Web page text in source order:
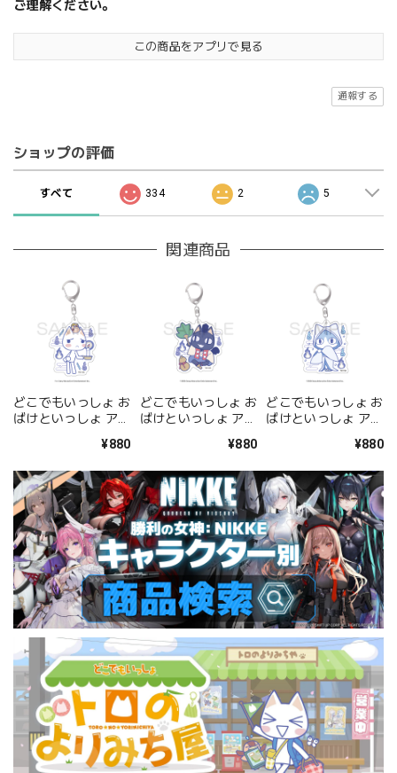
ご理解ください。
この商品をアプリで見る
通報する
ショップの評価
すべて 334 2 5
関連商品
どこでもいっしょ お
ばけといっしょ アク
トロ 肝試しver.>¥880
どこでもいっしょ お
ばけといっしょ アク
¥880
どこでもいっしょ お
ばけといっしょ アク
¥880